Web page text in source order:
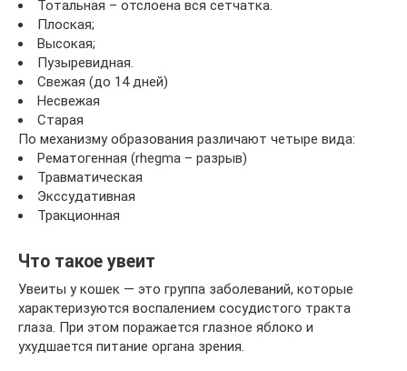
Тотальная – отслоена вся сетчатка.
Плоская;
Высокая;
Пузыревидная.
Свежая (до 14 дней)
Несвежая
Старая
По механизму образования различают четыре вида:
Рематогенная (rhegma – разрыв)
Травматическая
Экссудативная
Тракционная
Что такое увеит
Увеиты у кошек — это группа заболеваний, которые
характеризуются воспалением сосудистого тракта
глаза. При этом поражается глазное яблоко и
ухудшается питание органа зрения.